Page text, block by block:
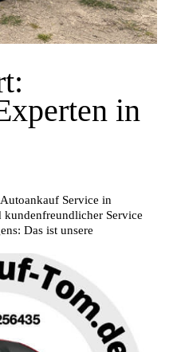
in
Service in
kundenfreundlicher Service
Das ist unsere